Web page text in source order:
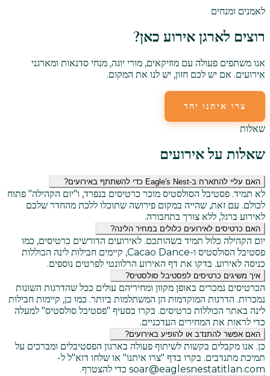
לאמנים ומנחים
רוצים לארגן אירוע כאן?
אנו משתפים פעולה עם מוזיקאים, מורי יוגה, מנחי סדנאות ומארגני
אירועים. אם יש לכם חזון, יש לנו את המקום.
צרו איתנו יחד
שאלות
שאלות על אירועים
האם עליי להתארח ב-Eagle's Nest כדי להשתתף באירועים?
לא תמיד. פסטיבל הסולסטיס מוכר כרטיסים בנפרד, ו"יום הקהילה" פתוח
לכולם. עם זאת, שהייה במקום פירושה שתוכלו ללכת מהחדר שלכם
לאירוע ברגל, ללא צורך בתחבורה.
האם כרטיסים לאירועים כלולים במחיר הלינה?
יום הקהילה כלול תמיד בשהותכם. לאירועים הדורשים כרטיסים, כמו
פסטיבל הסולסטיס ו-Cacao Dance, קיימים חבילות לינה הכוללות
כניסה לאירוע. בדקו את דף האירוע הרלוונטי לפרטים נוספים.
איך משיגים כרטיסים לפסטיבל סולסטיס?
הכרטיסים נמכרים באופן מקוון ומחיריהם עולים ככל שהדרגות השונות
נמכרות. הדרגות המוקדמות הן המשתלמות ביותר. כמו כן, קיימות חבילות
לינה באתר הכוללות כרטיסים. בקרו בסעיף "פסטיבל סולסטיס" למעלה
כדי לראות את המחירים העדכניים.
האם אפשר להתנדב או להופיע באירועים?
כן. אנו מקבלים בקשות לשיתוף פעולה בארגון הפסטיבלים ומברכים על
תמיכת מתנדבים. בקרו בדף "צרו איתנו" או שלחו דוא"ל ל-
soar@eaglesnestatitlan.com כדי להצטרף.